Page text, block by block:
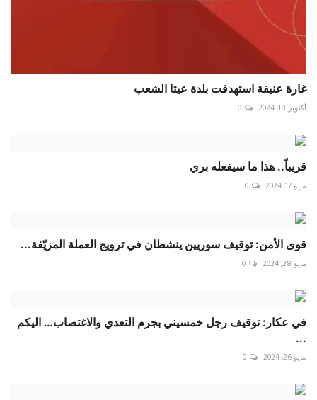
‏غارة عنيفة استهدفت بلدة عيتا الشعب
أكتوبر 18, 2024 0
قريباً.. هذا ما سيفعله بري
مايو 17, 2024 0
قوى الأمن: توقيف سوريين ينشطان في ترويج العملة المزيّفة...
مايو 28, 2024 0
في عكار: توقيف رجل خمسيني بجرم التعدي والاغتصاب… اليكم
...
مايو 26, 2024 0